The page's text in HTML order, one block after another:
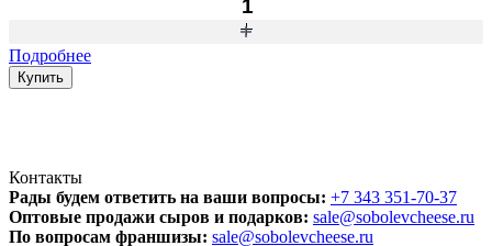
Подробнее
Купить
Контакты
Рады будем ответить на ваши вопросы: +7 343 351-70-37
Оптовые продажи сыров и подарков: sale@sobolevcheese.ru
По вопросам франшизы: sale@sobolevcheese.ru